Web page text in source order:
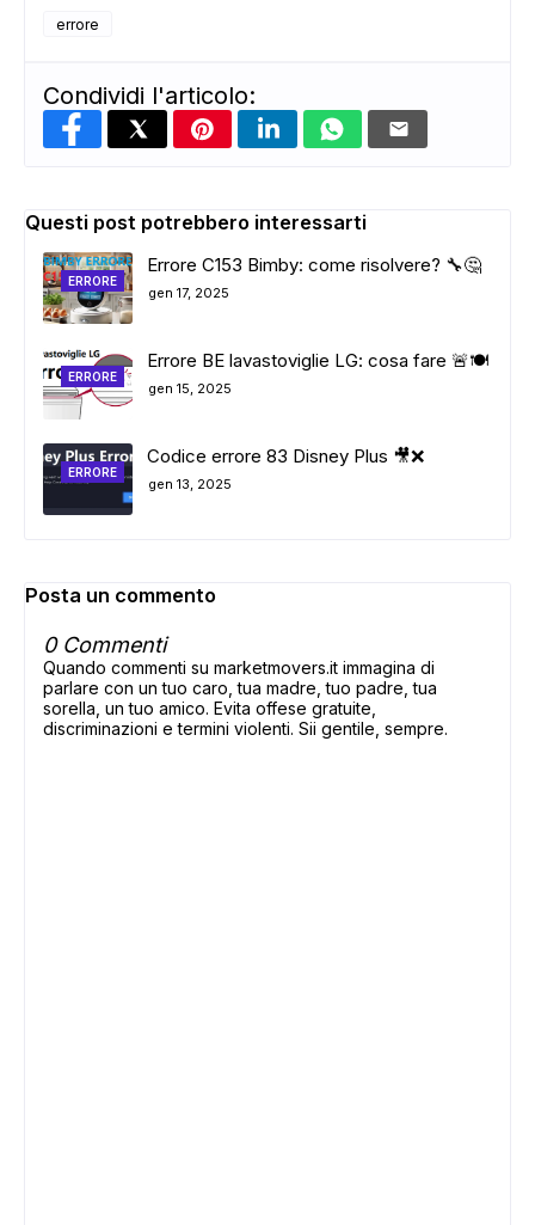
errore
Condividi l'articolo:
Questi post potrebbero interessarti
ERRORE
Errore C153 Bimby: come risolvere? 🔧🤔
gen 17, 2025
ERRORE
Errore BE lavastoviglie LG: cosa fare 🚨🍽️
gen 15, 2025
ERRORE
Codice errore 83 Disney Plus 🎥❌
gen 13, 2025
Posta un commento
0 Commenti
Quando commenti su marketmovers.it immagina di
parlare con un tuo caro, tua madre, tuo padre, tua
sorella, un tuo amico. Evita offese gratuite,
discriminazioni e termini violenti. Sii gentile, sempre.